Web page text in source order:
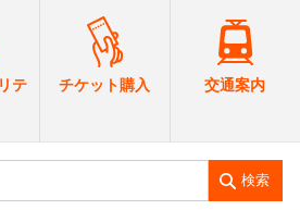
テ
チケット購入 交通案内
検索